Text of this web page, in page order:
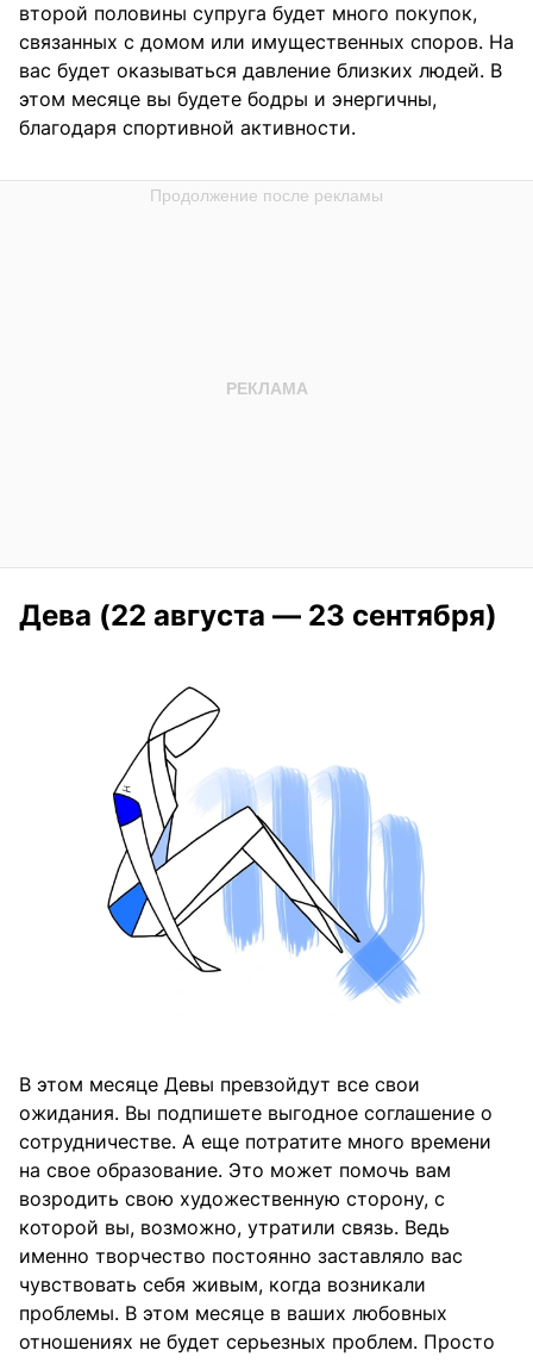
второй половины супруга будет много покупок,
связанных с домом или имущественных споров. На
вас будет оказываться давление близких людей. В
этом месяце вы будете бодры и энергичны,
благодаря спортивной активности.
Дева (22 августа — 23 сентября)
В этом месяце Девы превзойдут все свои
ожидания. Вы подпишете выгодное соглашение о
сотрудничестве. А еще потратите много времени
на свое образование. Это может помочь вам
возродить свою художественную сторону, с
которой вы, возможно, утратили связь. Ведь
именно творчество постоянно заставляло вас
чувствовать себя живым, когда возникали
проблемы. В этом месяце в ваших любовных
отношениях не будет серьезных проблем. Просто